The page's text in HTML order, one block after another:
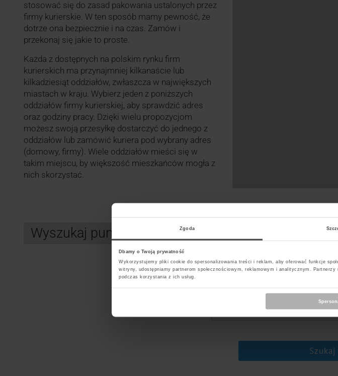
Zgoda
Dbamy o Twoją prywatność
Wykorzystujemy pliki cookie do spersonalizowania treści i reklam, aby oferować funkcje
witryny, udostępniamy partnerom społecznościowym, reklamowym i analitycznym.
podczas korzystania z ich usług.
stosować się do zasad pakowania ustalonych przez
firmy kurierskie. W ten sposób mamy pewność, że
dotrze ona bezpiecznie i na czas. Zamów i
przekonaj się jakie to proste.
Każda z dostępnych na polskim rynku firm
kurierskich ma przynajmniej kilkanaście lub
kilkadziesiąt oddziałów, zwłaszcza w największych
miastach w kraju. Wybierz jeden z poniższych
oddziałów firmy kurierskiej, aby sprawdzić adres
oraz godziny pracy. Dzięki wielu propozycjom
możesz swoją przesyłkę dostarczyć do jednego z
oddziałów lub zamówić kuriera pod wybrany adres
(domowy, firmy). Wiele oddziałów mieści się w
takim miejscu, by większość mieszkańców mogła z
nich skorzystać.
Wyszukaj punkt kurierski DPD
Search